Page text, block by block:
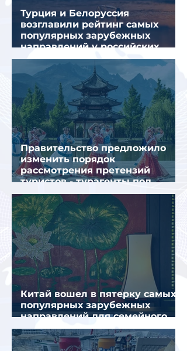
Турция и Белоруссия
возглавили рейтинг самых
популярных зарубежных
направлений у российских
туристов летом
Правительство предложило
изменить порядок
рассмотрения претензий
туристов - турагенты под
ударом!
Китай вошел в пятерку самых
популярных зарубежных
направлений для семейного
отдыха летом